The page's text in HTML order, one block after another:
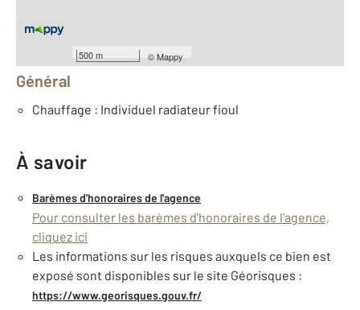
500 m ©Mappy
Équipements
Général
Chauffage : Individuel radiateur fioul
À savoir
Barèmes d'honoraires de l'agence
Pour consulter les barèmes d'honoraires de l'agence,
cliquez ici
Les informations sur les risques auxquels ce bien est
exposé sont disponibles sur le site Géorisques :
https://www.georisques.gouv.fr/